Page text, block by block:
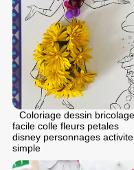
Coloriage dessin bricolage
facile colle fleurs petales
disney personnages activite
simple